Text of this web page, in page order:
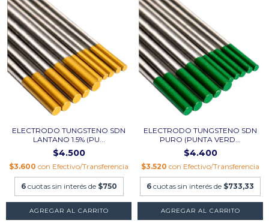
ELECTRODO TUNGSTENO SDN
LANTANO 1.5% (PU...
$4.500
$3.600 con Efectivo/Transferencia
6 cuotas sin interés de $750
AGREGAR AL CARRITO
ELECTRODO TUNGSTENO SDN
PURO (PUNTA VERD...
$4.400
$3.520 con Efectivo/Transferencia
6 cuotas sin interés de $733,33
AGREGAR AL CARRITO